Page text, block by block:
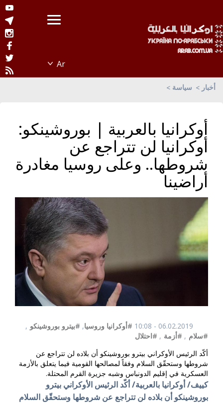
أخبار سياسة
أوكرانيا بالعربية | بوروشينكو:
أوكرانيا لن تتراجع عن
شروطها.. وعلى روسيا مغادرة
أراضينا
06.02.2019 - 10:08 #أوكرانيا وروسيا, #بيترو بوروشينكو ,
#سلام , #أزمة , #احتلال
أكّد الرئيس الأوكراني بيترو بوروشينكو أن بلاده لن تتراجع عن
شروطها وستحقّق السلام وفقاً لمصالحها القومية فيما يتعلق بالأزمة
العسكرية في إقليم الدونباس وشبه جزيرة القرم المحتلة.
كييف/ أوكرانيا بالعربية/ أكّد الرئيس الأوكراني بيترو
بوروشينكو أن بلاده لن تتراجع عن شروطها وستحقّق السلام